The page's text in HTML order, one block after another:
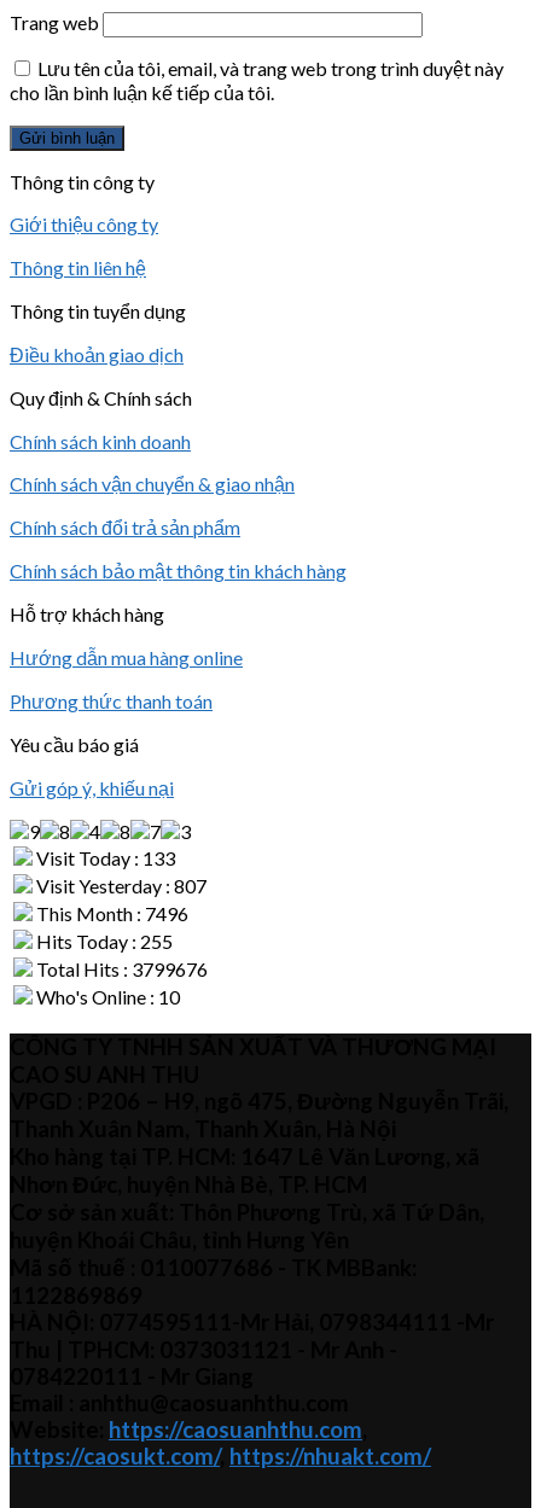
Trang web
Lưu tên của tôi, email, và trang web trong trình duyệt này
cho lần bình luận kế tiếp của tôi.
Thông tin công ty
Giới thiệu công ty
Thông tin liên hệ
Thông tin tuyển dụng
Điều khoản giao dịch
Quy định & Chính sách
Chính sách kinh doanh
Chính sách vận chuyển & giao nhận
Chính sách đổi trả sản phẩm
Chính sách bảo mật thông tin khách hàng
Hỗ trợ khách hàng
Hướng dẫn mua hàng online
Phương thức thanh toán
Yêu cầu báo giá
Gửi góp ý, khiếu nại
Visit Today : 133
Visit Yesterday : 807
This Month : 7496
Hits Today : 255
Total Hits : 3799676
Who's Online : 10
https://caosuanhthu.com
https://caosukt.com/, https://nhuakt.com/